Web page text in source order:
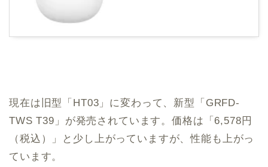
現在は旧型「HT03」に変わって、新型「GRFD-
TWS T39」が発売されています。価格は「6,578円
（税込）」と少し上がっていますが、性能も上がっ
ています。